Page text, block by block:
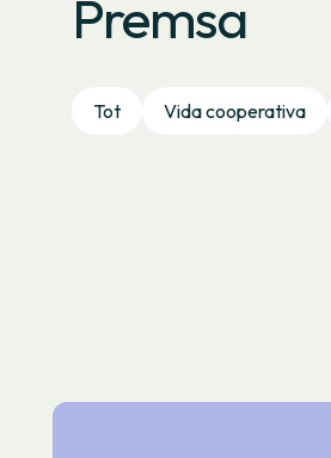
Premsa
Tot Vida cooperativa